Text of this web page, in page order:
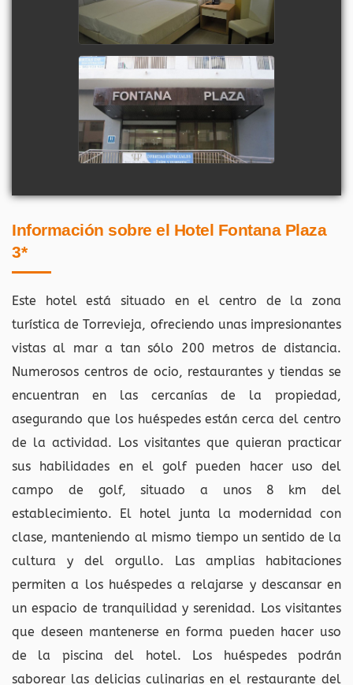
Información sobre el Hotel Fontana Plaza
3*
Este hotel está situado en el centro de la zona
turística de Torrevieja, ofreciendo unas impresionantes
vistas al mar a tan sólo 200 metros de distancia.
Numerosos centros de ocio, restaurantes y tiendas se
encuentran en las cercanías de la propiedad,
asegurando que los huéspedes están cerca del centro
de la actividad. Los visitantes que quieran practicar
sus habilidades en el golf pueden hacer uso del
campo de golf, situado a unos 8 km del
establecimiento. El hotel junta la modernidad con
clase, manteniendo al mismo tiempo un sentido de la
cultura y del orgullo. Las amplias habitaciones
permiten a los huéspedes a relajarse y descansar en
un espacio de tranquilidad y serenidad. Los visitantes
que deseen mantenerse en forma pueden hacer uso
de la piscina del hotel. Los huéspedes podrán
saborear las delicias culinarias en el restaurante del